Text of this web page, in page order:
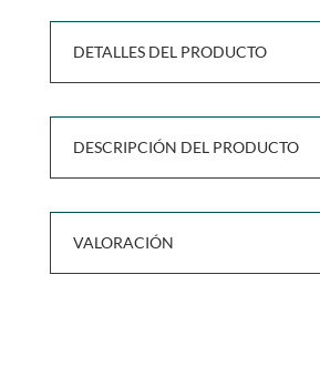
DETALLES DEL PRODUCTO
DESCRIPCIÓN DEL PRODUCTO
VALORACIÓN